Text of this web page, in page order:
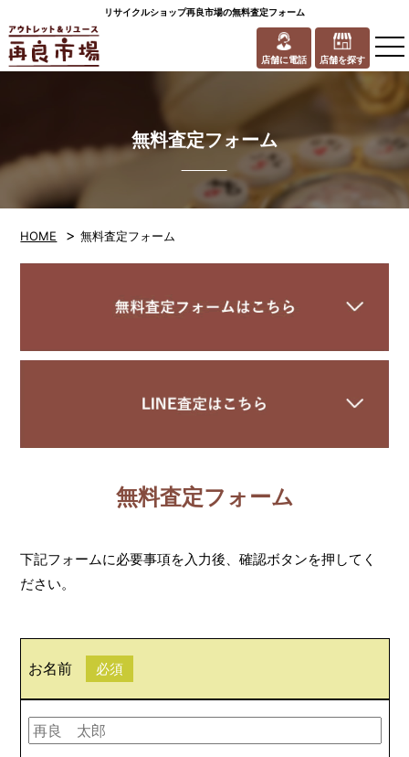
リサイクルショップ再良市場の無料査定フォーム
店舗に電話 店舗を探す
無料査定フォーム
HOME >無料査定フォーム
無料査定フォーム
下記フォームに必要事項を入力後、確認ボタンを押してく
ださい。
お名前 必須